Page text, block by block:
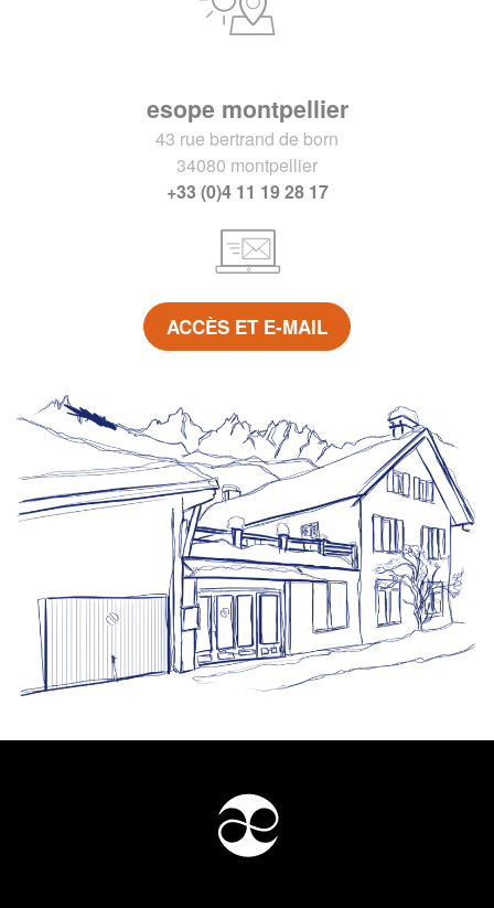
esope montpellier
43 rue bertrand de born
34080 montpellier
+33 (0)4 11 19 28 17
ACCÈS ET E-MAIL